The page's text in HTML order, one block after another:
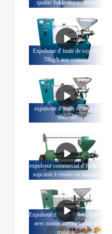
qualité fiable aux comores
Expulseur d' huile de soja 30-
70kg/h aux comores
expulseur d' huile de soja en
malaisie
expulseur commercial d' huile de
soja noir à vendre en malaisie
Expulseur d' huile de soja 6yl-80
avec norme internationale en
malaisie